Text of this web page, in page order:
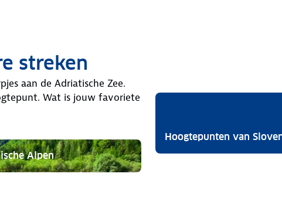
streken
aan de Adriatische Zee.
Wat is jouw favoriete
Alpen
Hoogtepunten van